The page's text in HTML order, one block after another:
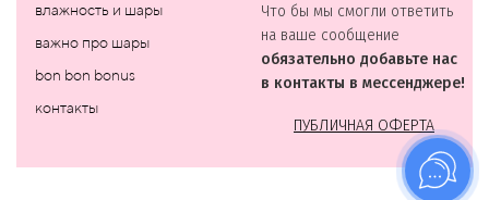
влажность и шары
важно про шары
bon bon bonus
контакты
Что бы мы смогли ответить
на ваше сообщение
обязательно добавьте нас
в контакты в мессенджере!
ПУБЛИЧНАЯ ОФЕРТА